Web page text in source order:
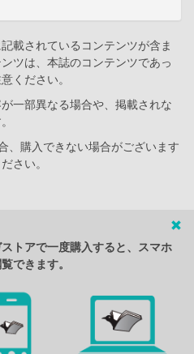
載されているコンテンツが含ま
ツは、本誌のコンテンツであっ
ください。
一部異なる場合や、掲載されな
、購入できない場合がございます
さい。
トアで一度購入すると、スマホ
できます。